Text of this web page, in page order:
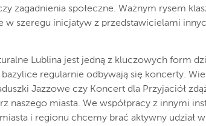
zagadnienia społeczne. Ważnym rysem
w szeregu inicjatyw z przedstawicielami
Lublina jest jedną z kluczowych form
regularnie odbywają się koncerty.
Jazzowe czy Koncert dla Przyjaciół
naszego miasta. We współpracy z innymi
i regionu chcemy brać aktywny udział